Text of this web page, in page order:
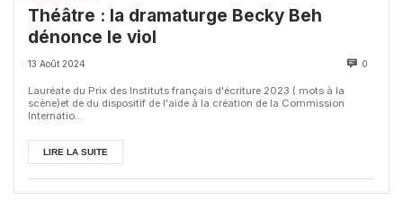
Théâtre : la dramaturge Becky Beh
dénonce le viol
13 Août 2024 0
Lauréate du Prix des Instituts français d'écriture 2023 ( mots à la
scène)et de du dispositif de l'aide à la création de la Commission
Internatio...
LIRE LA SUITE